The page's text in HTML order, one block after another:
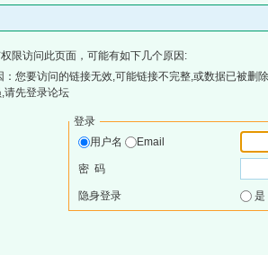
限访问此页面，可能有如下几个原因:
：您要访问的链接无效,可能链接不完整,或数据已被删
请先登录论坛
登录
用户名
Email
密 码
隐身登录